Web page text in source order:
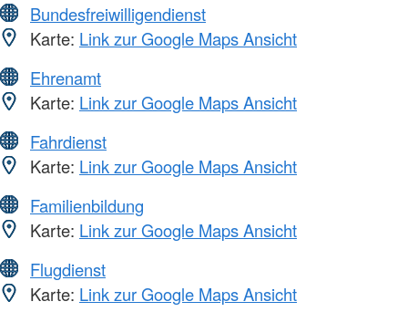
Bundesfreiwilligendienst
Karte: Link zur Google Maps Ansicht
Ehrenamt
Karte: Link zur Google Maps Ansicht
Fahrdienst
Karte: Link zur Google Maps Ansicht
Familienbildung
Karte: Link zur Google Maps Ansicht
Flugdienst
Karte: Link zur Google Maps Ansicht